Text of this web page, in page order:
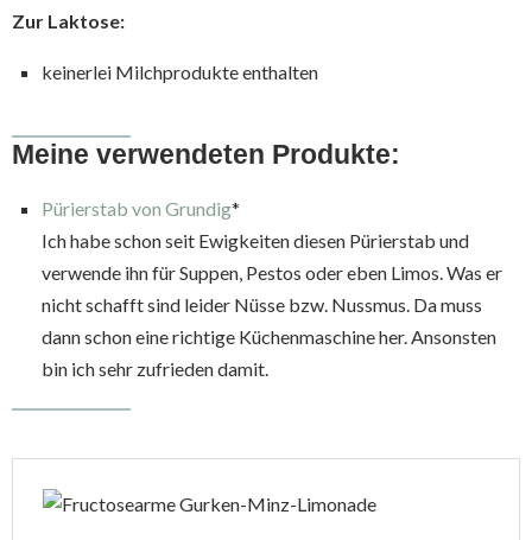
Zur Laktose:
keinerlei Milchprodukte enthalten
Meine verwendeten Produkte:
Pürierstab von Grundig*
Ich habe schon seit Ewigkeiten diesen Pürierstab und
verwende ihn für Suppen, Pestos oder eben Limos. Was er
nicht schafft sind leider Nüsse bzw. Nussmus. Da muss
dann schon eine richtige Küchenmaschine her. Ansonsten
bin ich sehr zufrieden damit.